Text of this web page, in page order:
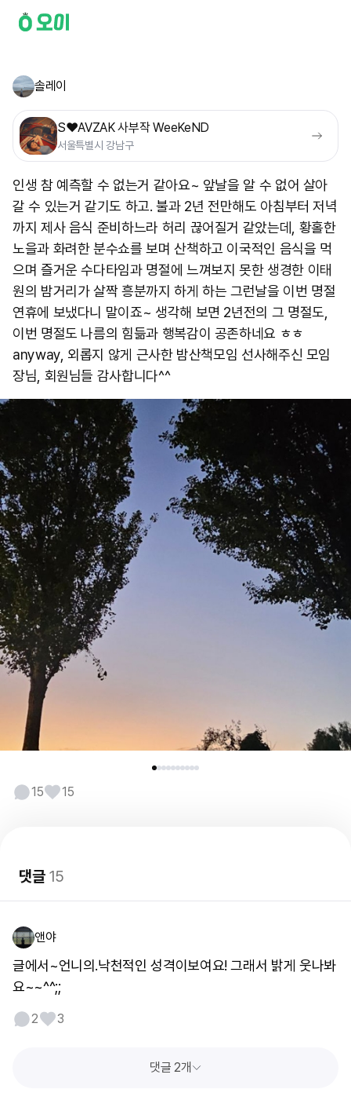
솔레이
S❤️AVZAK 사부작 WeeKeND
서울특별시 강남구
인생 참 예측할 수 없는거 같아요~ 앞날을 알 수 없어 살아
갈 수 있는거 같기도 하고. 불과 2년 전만해도 아침부터 저녁
까지 제사 음식 준비하느라 허리 끊어질거 같았는데, 황홀한
노을과 화려한 분수쇼를 보며 산책하고 이국적인 음식을 먹
으며 즐거운 수다타임과 명절에 느껴보지 못한 생경한 이태
원의 밤거리가 살짝 흥분까지 하게 하는 그런날을 이번 명절
연휴에 보냈다니 말이죠~ 생각해 보면 2년전의 그 명절도,
이번 명절도 나름의 힘듦과 행복감이 공존하네요 ㅎㅎ
anyway, 외롭지 않게 근사한 밤산책모임 선사해주신 모임
장님, 회원님들 감사합니다^^
15 15
댓글15
앤야
글에서~언니의.낙천적인 성격이보여요! 그래서 밝게 웃나봐
요~~^^;;
2 3
댓글 2개